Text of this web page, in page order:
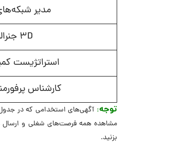
مدیر
3D جنرالیست
استراتژیست
کارشناس
توجه: آگهی‌های استخدامی که در جدول
مشاهده همه فرصت‌های شغلی و ارسال
بزنید.